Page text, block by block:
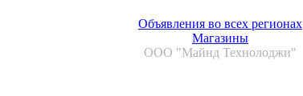
Объявления во всех регионах
Магазины
ООО "Майнд Технолоджи"